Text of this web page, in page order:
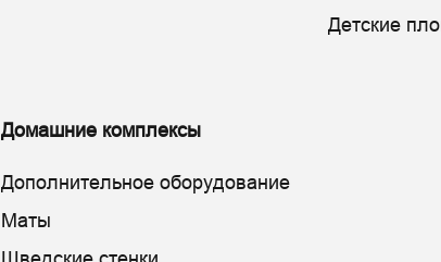
Домашние комплексы
Дополнительное оборудование
Маты
Детские